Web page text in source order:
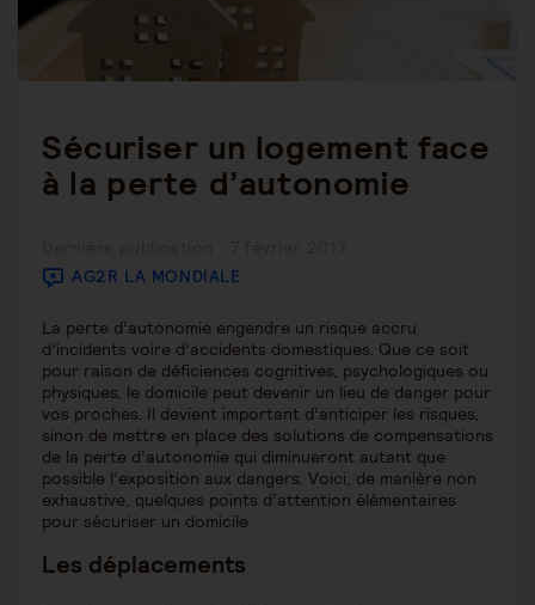
Young man and real estate agents look at house plans and
bank interest rates on laptops in offices.
Sécuriser un logement face
à la perte d’autonomie
publiée :
AG2R LA MONDIALE
La perte d’autonomie engendre un risque accru
d’incidents voire d’accidents domestiques. Que ce soit
pour raison de déficiences cognitives, psychologiques ou
physiques, le domicile peut devenir un lieu de danger pour
vos proches. Il devient important d’anticiper les risques,
sinon de mettre en place des solutions de compensations
de la perte d’autonomie qui diminueront autant que
possible l’exposition aux dangers. Voici, de manière non
exhaustive, quelques points d’attention élémentaires
pour sécuriser un domicile
Les déplacements